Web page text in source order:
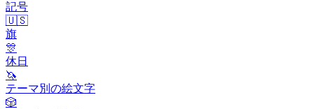
記号
🇺🇸
旗
🎊
休日
🦄
テーマ別の絵文字
🎲